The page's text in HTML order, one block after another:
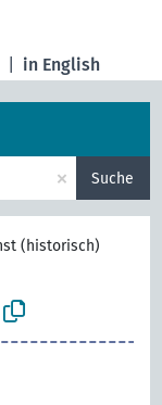
in English
× Suche
(historisch)